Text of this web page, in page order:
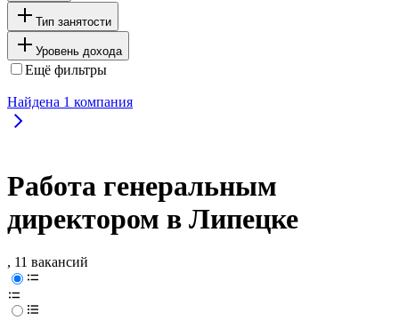
Тип занятости
Уровень дохода
Ещё фильтры
Найдена 1 компания
Работа генеральным
директором в Липецке
, 11 вакансий